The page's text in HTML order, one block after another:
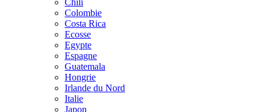
Chili
Colombie
Costa Rica
Ecosse
Egypte
Espagne
Guatemala
Hongrie
Irlande du Nord
Italie
Japon